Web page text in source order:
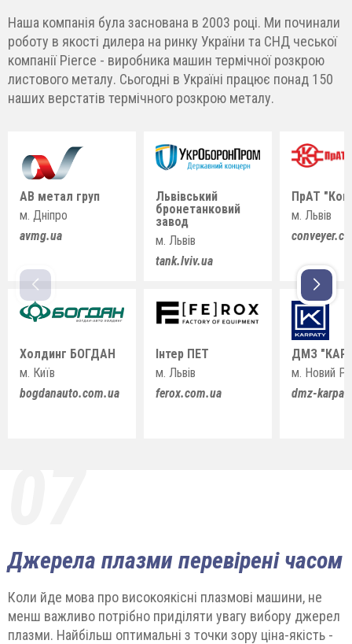
Наша компанія була заснована в 2003 році. Ми починали
роботу в якості дилера на ринку України та СНД чеської
компанії Pierce - виробника машин термічної розкрою
листового металу. Сьогодні в Україні працює понад 150
наших верстатів термічного розкрою металу.
АВ метал груп
м. Дніпро
avmg.ua
Холдинг БОГДАН
м. Київ
bogdanauto.com.ua
Львівський
бронетанковий
завод
м. Львів
tank.lviv.ua
Інтер ПЕТ
м. Львів
ferox.com.ua
ПрАТ
м. Львів
ДМЗ
м. Новий
dmz-
Джерела плазми перевірені часом
Коли йде мова про високоякісні плазмові машини, не
менш важливо потрібно приділяти увагу вибору джерел
плазми. Найбільш оптимальні з точки зору ціна-якість -